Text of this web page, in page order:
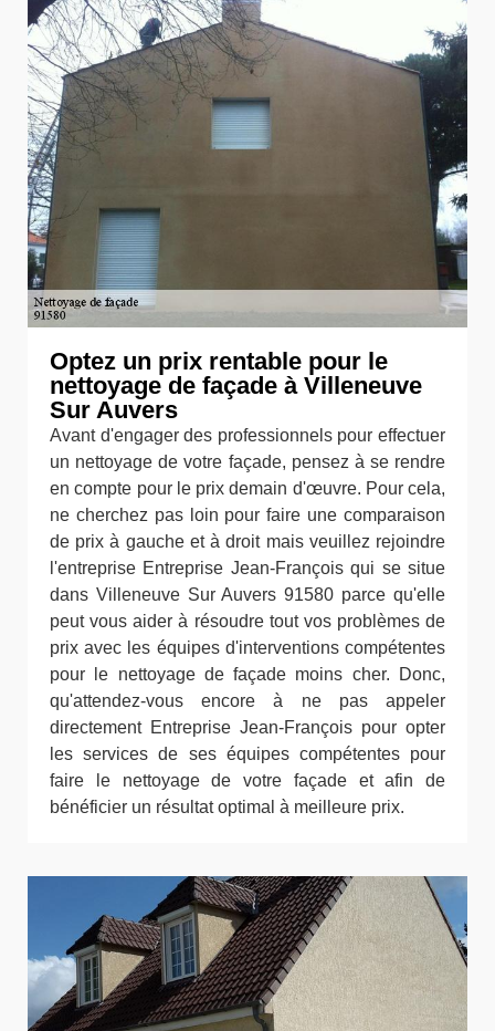
Optez un prix rentable pour le
nettoyage de façade à Villeneuve
Sur Auvers
Avant d'engager des professionnels pour effectuer
un nettoyage de votre façade, pensez à se rendre
en compte pour le prix demain d'œuvre. Pour cela,
ne cherchez pas loin pour faire une comparaison
de prix à gauche et à droit mais veuillez rejoindre
l'entreprise Entreprise Jean-François qui se situe
dans Villeneuve Sur Auvers 91580 parce qu'elle
peut vous aider à résoudre tout vos problèmes de
prix avec les équipes d'interventions compétentes
pour le nettoyage de façade moins cher. Donc,
qu'attendez-vous encore à ne pas appeler
directement Entreprise Jean-François pour opter
les services de ses équipes compétentes pour
faire le nettoyage de votre façade et afin de
bénéficier un résultat optimal à meilleure prix.